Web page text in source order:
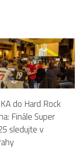
do Hard Rock
Finále Super
sledujte v